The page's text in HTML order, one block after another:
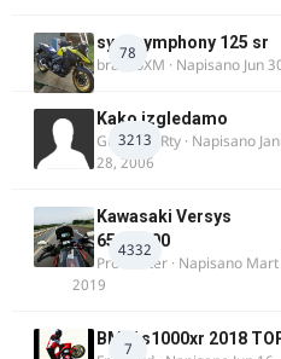
78
sym symphony 125 sr
brankoXM · Napisano Jun
3213
Kako izgledamo
Guest diRRty · Napisano
28, 2006
4332
Kawasaki Versys
650/1000
ProMaster · Napisano Mart
2019
7
BMW s1000xr 2018